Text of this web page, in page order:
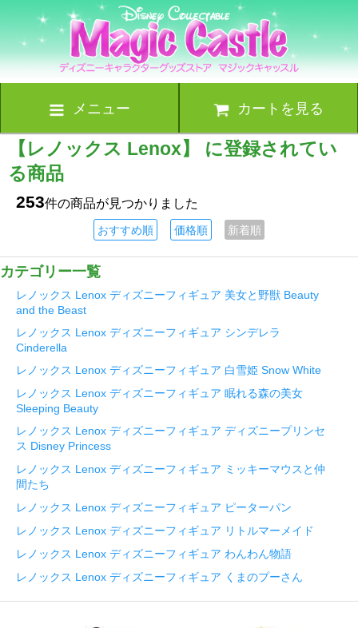
メニュー カートを見る
【レノックス Lenox】 に登録されてい
る商品
253件の商品が見つかりました
おすすめ順 価格順 新着順
カテゴリー一覧
レノックス Lenox ディズニーフィギュア 美女と野獣 Beauty
and the Beast
レノックス Lenox ディズニーフィギュア シンデレラ
Cinderella
レノックス Lenox ディズニーフィギュア 白雪姫 Snow White
レノックス Lenox ディズニーフィギュア 眠れる森の美女
Sleeping Beauty
レノックス Lenox ディズニーフィギュア ディズニープリンセ
ス Disney Princess
レノックス Lenox ディズニーフィギュア ミッキーマウスと仲
間たち
レノックス Lenox ディズニーフィギュア ピーターパン
レノックス Lenox ディズニーフィギュア リトルマーメイド
レノックス Lenox ディズニーフィギュア わんわん物語
レノックス Lenox ディズニーフィギュア くまのプーさん